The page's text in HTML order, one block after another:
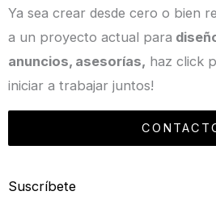
Ya sea crear desde cero o bien
a un proyecto actual para
anuncios, asesorías, haz click
iniciar a trabajar juntos!
Suscríbete